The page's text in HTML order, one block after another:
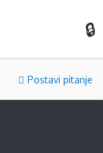
Postavi pitanje